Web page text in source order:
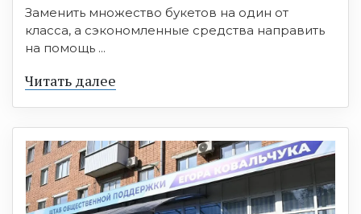
Заменить множество букетов на один от
класса, а сэкономленные средства направить
на помощь ...
Читать далее